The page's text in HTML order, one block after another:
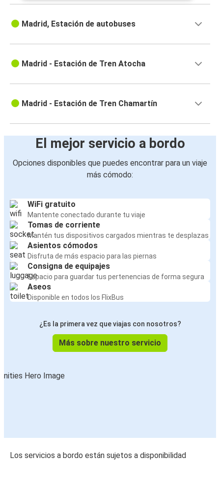
Madrid, Estación de autobuses
Madrid - Estación de Tren Atocha
Madrid - Estación de Tren Chamartín
El mejor servicio a bordo
Opciones disponibles que puedes encontrar para un viaje
más cómodo:
WiFi gratuito
Mantente conectado durante tu viaje
Tomas de corriente
Mantén tus dispositivos cargados mientras te desplazas
Asientos cómodos
Disfruta de más espacio para las piernas
Consigna de equipajes
Espacio para guardar tus pertenencias de forma segura
Aseos
Disponible en todos los FlixBus
¿Es la primera vez que viajas con nosotros?
Más sobre nuestro servicio
Los servicios a bordo están sujetos a disponibilidad